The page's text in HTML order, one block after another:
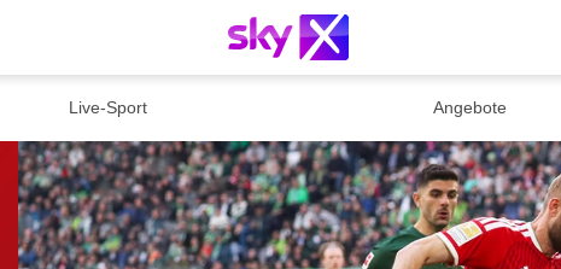
Live-Sport Angebote